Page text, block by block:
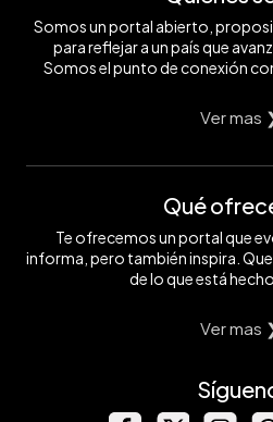
Somos un portal abierto,
para reflejar a un país que
Somos el punto de conexión
Ver mas
Qué
Te ofrecemos un portal que
informa, pero también inspira.
de lo que está
Ver mas